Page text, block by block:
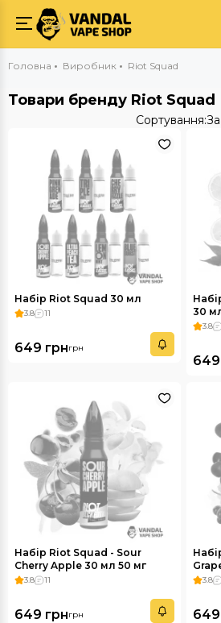
Головна Виробник Riot Squad
Товари бренду Riot Squad
Сортування:
Набір Riot Squad 30 мл
3.8 11
649 грнгрн
30
3.8
649
Набір Riot Squad - Sour
Cherry Apple 30 мл 50 мг
3.8 11
649 грнгрн
3.8
649